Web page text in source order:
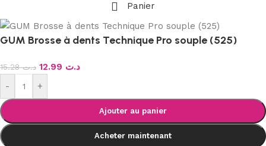
Panier
GUM Brosse à dents Technique Pro souple (525)
د.ت15.28 د.ت
-
+
Ajouter au panier
Acheter maintenant